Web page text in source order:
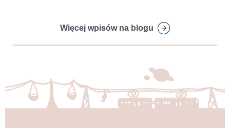
Więcej wpisów na blogu